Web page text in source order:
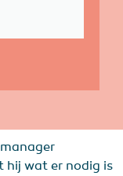
hij wat er nodig is